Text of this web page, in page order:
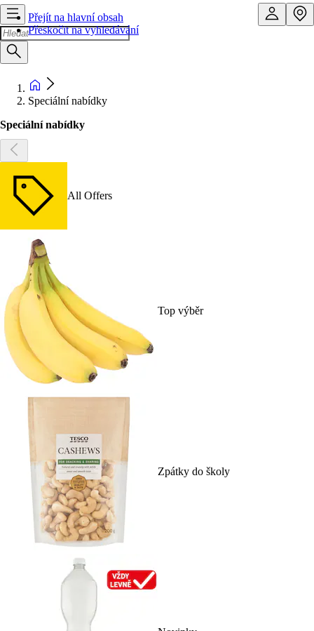
Přejít na hlavní obsah
Přeskočit na vyhledávání
Speciální nabídky
Speciální nabídky
All Offers
Top výběr
Zpátky do školy